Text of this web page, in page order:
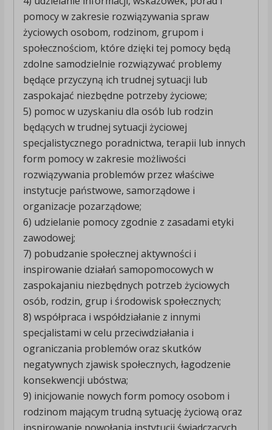
pomocy w zakresie rozwiązywania spraw
życiowych osobom, rodzinom, grupom i
społecznościom, które dzięki tej pomocy będą
zdolne samodzielnie rozwiązywać problemy
będące przyczyną ich trudnej sytuacji lub
zaspokajać niezbędne potrzeby życiowe;
5) pomoc w uzyskaniu dla osób lub rodzin
będących w trudnej sytuacji życiowej
specjalistycznego poradnictwa, terapii lub innych
form pomocy w zakresie możliwości
rozwiązywania problemów przez właściwe
instytucje państwowe, samorządowe i
organizacje pozarządowe;
6) udzielanie pomocy zgodnie z zasadami etyki
zawodowej;
7) pobudzanie społecznej aktywności i
inspirowanie działań samopomocowych w
zaspokajaniu niezbędnych potrzeb życiowych
osób, rodzin, grup i środowisk społecznych;
8) współpraca i współdziałanie z innymi
specjalistami w celu przeciwdziałania i
ograniczania problemów oraz skutków
negatywnych zjawisk społecznych, łagodzenie
konsekwencji ubóstwa;
9) inicjowanie nowych form pomocy osobom i
rodzinom mającym trudną sytuację życiową oraz